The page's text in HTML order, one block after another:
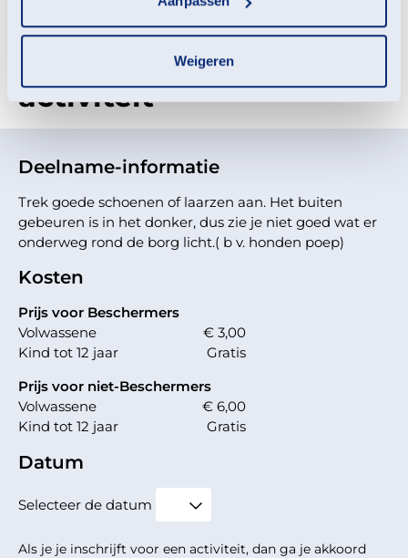
Weigeren
Meld je aan voor deze
activiteit
Deelname-informatie
Trek goede schoenen of laarzen aan. Het buiten
gebeuren is in het donker, dus zie je niet goed wat er
onderweg rond de borg licht.( b v. honden poep)
Kosten
Prijs voor Beschermers
Volwassene
€ 3,00
Kind tot 12 jaar
Gratis
Prijs voor niet-Beschermers
Volwassene
€ 6,00
Kind tot 12 jaar
Gratis
Datum
Selecteer de datum
Als je je inschrijft voor een activiteit, dan ga je akkoord